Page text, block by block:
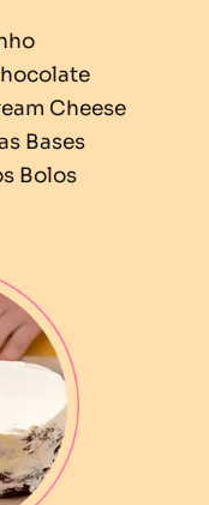
Cheese
Bases
Bolos